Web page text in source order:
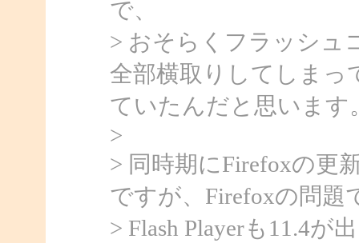
で、
> おそらくフラッシュ
全部横取りしてしまっ
ていたんだと思います
>
> 同時期にFirefoxの更
ですが、Firefoxの問題
> Flash Playerも11.4が